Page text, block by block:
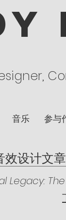
音乐 参与
效设计文章
Legacy: